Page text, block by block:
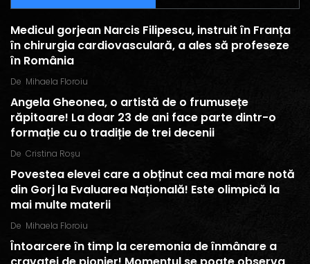
Medicul gorjean Narcis Filipescu, instruit în Franța
în chirurgia cardiovasculară, a ales să profeseze
în România
De Mihaela Floroiu
Angela Gheonea, o artistă de o frumusețe
răpitoare! La doar 23 de ani face parte dintr-o
formație cu o tradiție de trei decenii
De Cristina Roșu
Povestea elevei care a obținut cea mai mare notă
din Gorj la Evaluarea Națională! Este olimpică la
mai multe materii
De Mihaela Floroiu
Întoarcere în timp la ceremonia de înmânare a